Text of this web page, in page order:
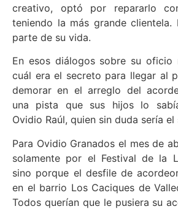
creativo, optó por repararlo
teniendo la más grande
parte de su vida.
En esos diálogos sobre su oficio
cuál era el secreto para llegar al
demorar en el arreglo del
una pista que sus hijos lo
Ovidio Raúl, quien sin duda sería el
Para Ovidio Granados el mes de
solamente por el Festival de la
sino porque el desfile de
en el barrio Los Caciques de
Todos querían que le pusiera su